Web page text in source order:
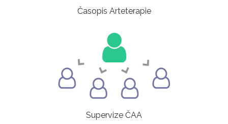
Časopis Arteterapie
Supervize ČAA